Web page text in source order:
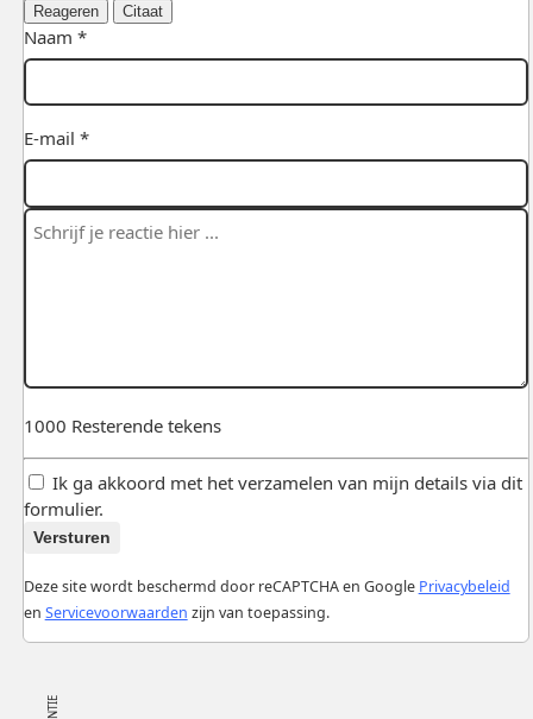
Reageren Citaat
Naam *
E-mail *
1000 Resterende tekens
Ik ga akkoord met het verzamelen van mijn details via dit
formulier.
Versturen
Deze site wordt beschermd door reCAPTCHA en Google Privacybeleid
en Servicevoorwaarden zijn van toepassing.